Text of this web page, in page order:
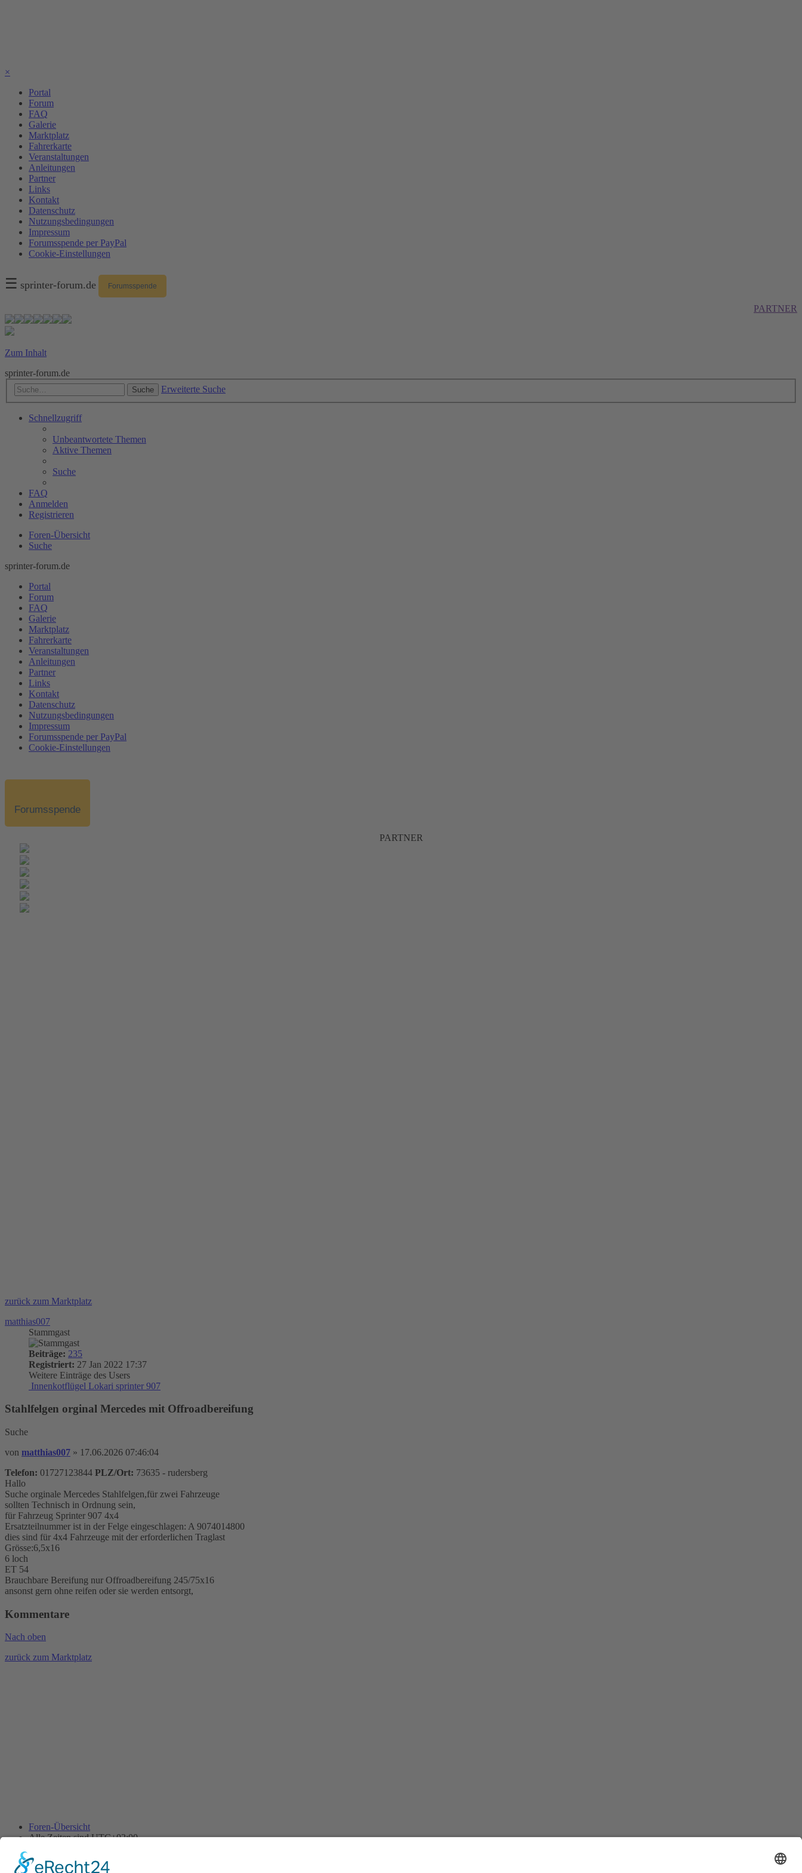
×
Portal
Forum
FAQ
Galerie
Marktplatz
Fahrerkarte
Veranstaltungen
Anleitungen
Partner
Links
Kontakt
Datenschutz
Nutzungsbedingungen
Impressum
Forumsspende per PayPal
Cookie-Einstellungen
☰ sprinter-forum.de Forumsspende
PARTNER
Zum Inhalt
sprinter-forum.de
Suche Erweiterte Suche
Schnellzugriff
Unbeantwortete Themen
Aktive Themen
Suche
FAQ
Anmelden
Registrieren
Foren-Übersicht
Suche
sprinter-forum.de
Portal
Forum
FAQ
Galerie
Marktplatz
Fahrerkarte
Veranstaltungen
Anleitungen
Partner
Links
Kontakt
Datenschutz
Nutzungsbedingungen
Impressum
Forumsspende per PayPal
Cookie-Einstellungen
Forumsspende
PARTNER
zurück zum Marktplatz
matthias007
Stammgast
Beiträge: 235
Registriert: 27 Jan 2022 17:37
Weitere Einträge des Users
Innenkotflügel Lokari sprinter 907
Stahlfelgen orginal Mercedes mit Offroadbereifung
Suche
von matthias007 » 17.06.2026 07:46:04
Telefon: 01727123844 PLZ/Ort: 73635 - rudersberg
Hallo
Suche orginale Mercedes Stahlfelgen,für zwei Fahrzeuge
sollten Technisch in Ordnung sein,
für Fahrzeug Sprinter 907 4x4
Ersatzteilnummer ist in der Felge eingeschlagen: A 9074014800
dies sind für 4x4 Fahrzeuge mit der erforderlichen Traglast
Grösse:6,5x16
6 loch
ET 54
Brauchbare Bereifung nur Offroadbereifung 245/75x16
ansonst gern ohne reifen oder sie werden entsorgt,
Kommentare
Nach oben
zurück zum Marktplatz
Foren-Übersicht
Alle Zeiten sindUTC+02:00
Powered byphpBB® Forum Software © phpBB Limited